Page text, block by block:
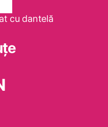
cu dantelă